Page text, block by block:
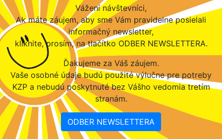
Vážení návštevníci,
Ak máte záujem, aby sme Vám pravidelne posielali
informačný newsletter,
kliknite, prosím, na tlačítko ODBER NEWSLETTERA.
Ďakujeme za Váš záujem.
Vaše osobné údaje budú použité výlučne pre potreby
KZP a nebudú poskytnuté bez Vášho vedomia tretím
stranám.
ODBER NEWSLETTERA